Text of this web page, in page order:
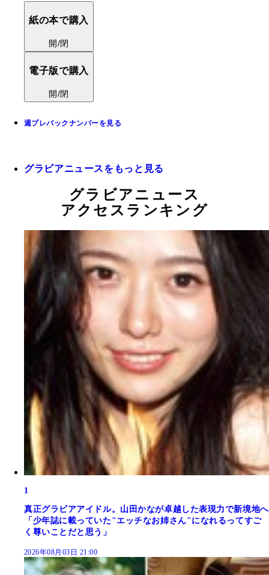
紙の本で購入
開/閉
電子版で購入
開/閉
週プレバックナンバーを見る
グラビアニュースをもっと見る
グラビアニュース
アクセスランキング
1
真正グラビアアイドル。山田かなが卓越した表現力で新境地へ
「少年誌に載っていた"エッチなお姉さん"になれるってすご
く尊いことだと思う」
2026年08月03日 21:00